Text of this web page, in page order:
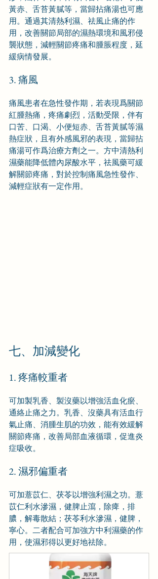
黃赤、舌苔黃膩等，當歸拈痛湯也可應
用。通過其清熱利濕、祛風止痛的作
用，改善關節局部的濕熱環境和風邪侵
襲狀態，減輕關節疼痛和腫脹程度，延
緩病情發展。
3. 痛風
痛風患者在急性發作期，若表現爲關節
紅腫熱痛，疼痛劇烈，活動受限，伴有
口苦、口渴、小便短赤、舌苔黃膩等濕
熱症狀，且有外感風邪的表現，當歸拈
痛湯可作爲治療方劑之一。方中清熱利
濕藥能降低體內尿酸水平，祛風藥可緩
解關節疼痛，對於控制痛風急性發作、
減輕症狀有一定作用。
七、加減變化
1. 疼痛較重者
可加製乳香、製沒藥以增強活血化瘀、
通絡止痛之力。乳香、沒藥具有活血行
氣止痛、消腫生肌的功效，能有效緩解
關節疼痛，改善局部血液循環，促進炎
症吸收。
2. 濕邪偏重者
可加薏苡仁、茯苓以增強利濕之功。薏
苡仁利水滲濕，健脾止瀉，除痺，排
膿，解毒散結；茯苓利水滲濕，健脾，
寧心。二者配合可加強方中利濕藥的作
用，使濕邪得以更好地祛除。